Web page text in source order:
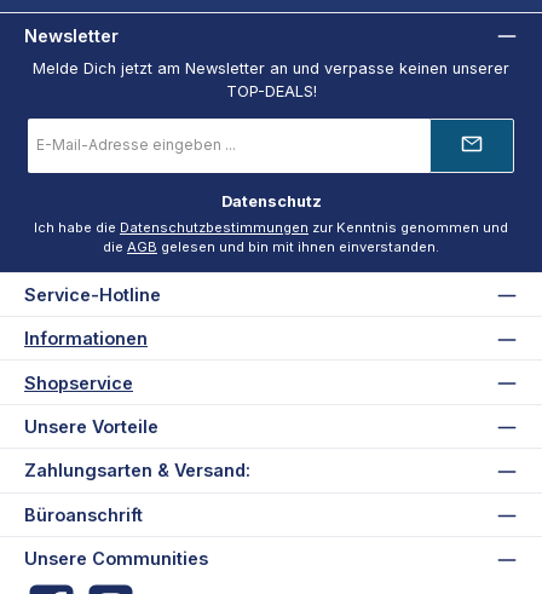
Newsletter
Melde Dich jetzt am Newsletter an und verpasse keinen unserer
TOP-DEALS!
Mail-
Datenschutz
Ich habe die Datenschutzbestimmungen zur Kenntnis genommen und
die AGB gelesen und bin mit ihnen einverstanden.
Service-Hotline
Informationen
Shopservice
Unsere Vorteile
Unsere Communities
Zahlungsarten & Versand:
Büroanschrift